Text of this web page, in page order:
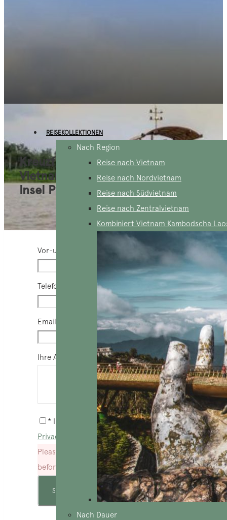
REISEKOLLEKTIONEN
Nach Region
Reise nach Vietnam
Reise nach Nordvietnam
Reise nach Südvietnam
Reise nach Zentralvietnam
Kombiniert Vietnam Kambodscha
Nach Dauer
Kreuzfahrt auf dem Mekong
Vietnam und Strandurlaub auf der
Insel Phu Quoc 12 Tage
Vor-und Nachname
Telefon
Email
Ihre Anfrage
* I agree with Terms of Serviceand
Privacy Statement.
Please agree to all the terms and conditions
before proceeding to the next step